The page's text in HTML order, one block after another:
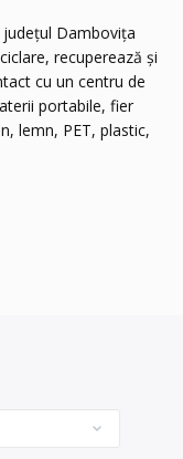
Dambovița
recuperează și
cu un centru de
portabile, fier
lemn, PET, plastic,